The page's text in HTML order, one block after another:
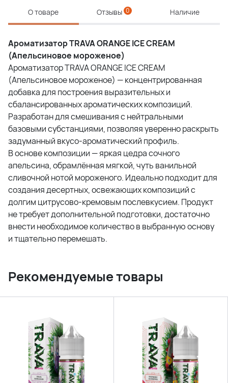
О товаре Отзывы 0 Наличие
Ароматизатор TRAVA ORANGE ICE CREAM
(Апельсиновое мороженое)
Ароматизатор TRAVA ORANGE ICE CREAM
(Апельсиновое мороженое) — концентрированная
добавка для построения выразительных и
сбалансированных ароматических композиций.
Разработан для смешивания с нейтральными
базовыми субстанциями, позволяя уверенно раскрыть
задуманный вкусо-ароматический профиль.
В основе композиции — яркая цедра сочного
апельсина, обрамлённая мягкой, чуть ванильной
сливочной нотой мороженого. Идеально подходит для
создания десертных, освежающих композиций с
долгим цитрусово-кремовым послевкусием. Продукт
не требует дополнительной подготовки, достаточно
внести необходимое количество в выбранную основу
и тщательно перемешать.
Рекомендуемые товары